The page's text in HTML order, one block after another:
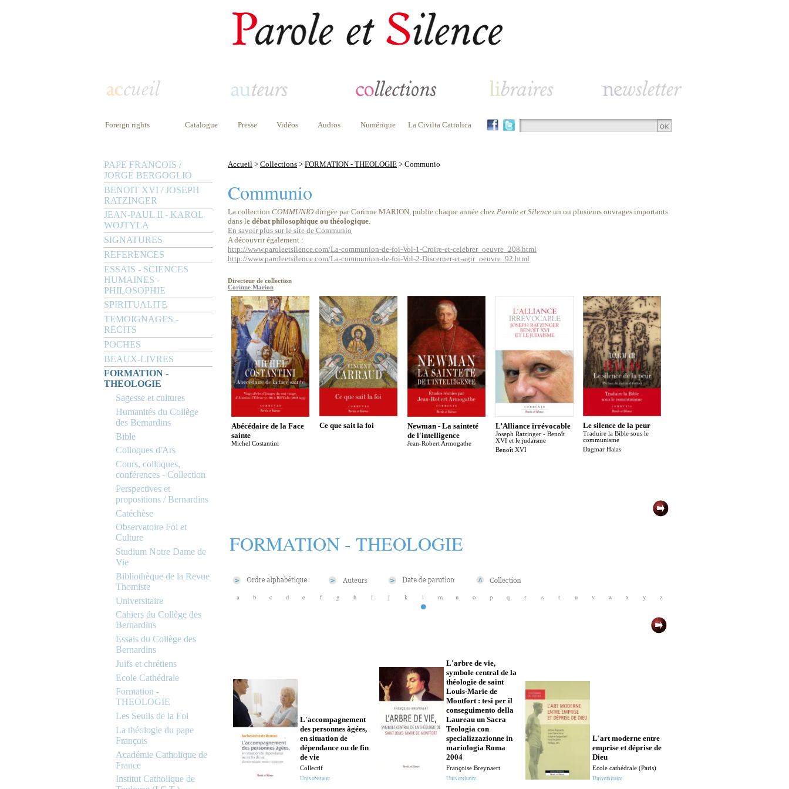
Foreign rights Catalogue Presse Vidéos Audios Numérique La Civilta Cattolica
PAPE FRANCOIS /
JORGE BERGOGLIO
BENOIT XVI / JOSEPH
RATZINGER
JEAN-PAUL II - KAROL
WOJTYLA
SIGNATURES
REFERENCES
ESSAIS - SCIENCES
HUMAINES -
PHILOSOPHIE
SPIRITUALITE
TEMOIGNAGES -
RECITS
POCHES
BEAUX-LIVRES
FORMATION -
THEOLOGIE
Sagesse et cultures
Humanités du Collège
des Bernardins
Bible
Colloques d'Ars
Cours, colloques,
conférences - Collection
Perspectives et
propositions / Bernardins
Catéchèse
Observatoire Foi et
Culture
Studium Notre Dame de
Vie
Bibliothèque de la Revue
Thomiste
Universitaire
Cahiers du Collège des
Bernardins
Essais du Collège des
Bernardins
Juifs et chrétiens
Ecole Cathédrale
Formation -
THEOLOGIE
Les Seuils de la Foi
La théologie du pape
François
Académie Catholique de
France
Institut Catholique de
Accueil > Collections > FORMATION - THEOLOGIE > Communio
Communio
La collection COMMUNIO dirigée par Corinne MARION, publie chaque année chez Parole et Silence un ou plusieurs ouvrages importants
dans le débat philosophique ou théologique.
En savoir plus sur le site de Communio
A découvrir également :
http://www.paroleetsilence.com/La-communion-de-foi-Vol-1-Croire-et-celebrer_oeuvre_208.html
http://www.paroleetsilence.com/La-communion-de-foi-Vol-2-Discerner-et-agir_oeuvre_92.html
Directeur de collection
Corinne Marion
Abécédaire de la Face
sainte
Michel Costantini
Ce que sait la foi
Newman - La sainteté
de l'intelligence
Jean-Robert Armogathe
L’Alliance irrévocable
Joseph Ratzinger - Benoît
XVI et le judaïsme
Benoît XVI
Le silence de la peur
Traduire la Bible sous le
communisme
Dagmar Halas
FORMATION - THEOLOGIE
a b c d e f g h i j k l m n o p q r s t u v w x y z
L'accompagnement
des personnes âgées,
en situation de
dépendance ou de fin
de vie
Collectif
Universitaire
L'arbre de vie,
symbole central de la
théologie de saint
Louis-Marie de
Montfort : tesi per il
conseguimento della
Laureau un Sacra
Teologia con
specializzazionne in
mariologia Roma
2004
Françoise Breynaert
Universitaire
L'art moderne entre
emprise et déprise de
Dieu
Ecole cathédrale (Paris)
Universitaire